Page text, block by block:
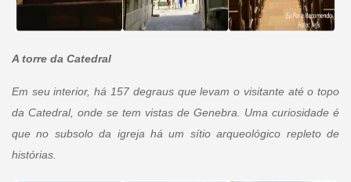
A torre da Catedral
Em seu interior, há 157 degraus que levam o visitante até o topo
da Catedral, onde se tem vistas de Genebra. Uma curiosidade é
que no subsolo da igreja há um sítio arqueológico repleto de
histórias.